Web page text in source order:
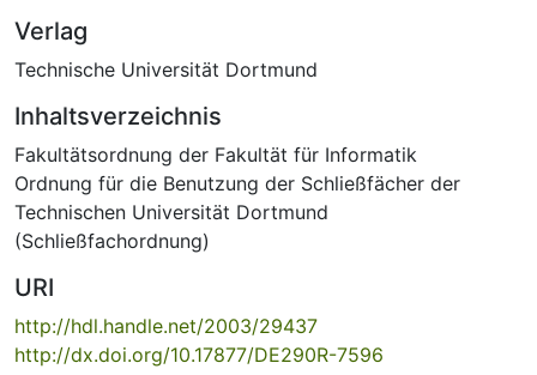
Verlag
Technische Universität Dortmund
Inhaltsverzeichnis
Fakultätsordnung der Fakultät für Informatik
Ordnung für die Benutzung der Schließfächer der
Technischen Universität Dortmund
(Schließfachordnung)
URI
http://hdl.handle.net/2003/29437
http://dx.doi.org/10.17877/DE290R-7596